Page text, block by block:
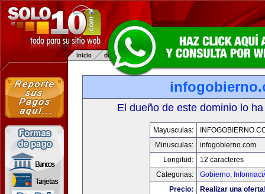
El dueño de este dominio lo
Mayusculas:
Minusculas:
infogobierno.com
Longitud:
12 caracteres
Categorias:
Gobierno,
Precio:
Realizar una